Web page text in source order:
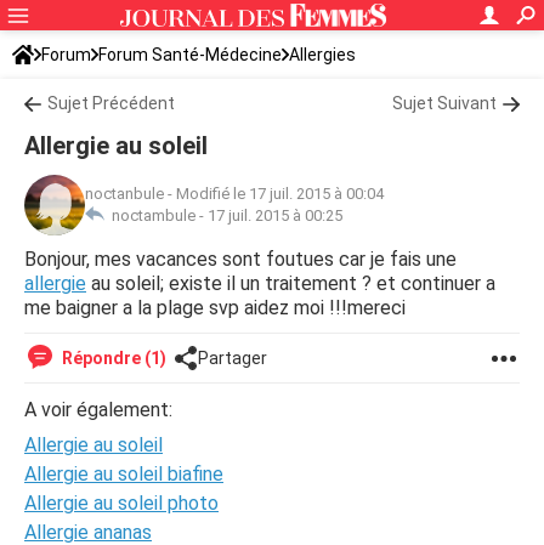
Forum Forum Santé-Médecine Allergies
Sujet Précédent Sujet Suivant
Allergie au soleil
noctanbule - Modifié le 17 juil. 2015 à 00:04
noctambule - 17 juil. 2015 à 00:25
Bonjour, mes vacances sont foutues car je fais une
allergie au soleil; existe il un traitement ? et continuer a
me baigner a la plage svp aidez moi !!!mereci
Répondre (1) Partager
A voir également:
Allergie au soleil
Allergie au soleil biafine
Allergie au soleil photo
Allergie ananas